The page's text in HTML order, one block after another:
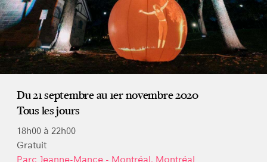
Du 21 septembre au 1er novembre 2020
Tous les jours
18h00 à 22h00
Gratuit
Parc Jeanne-Mance - Montréal, Montréal